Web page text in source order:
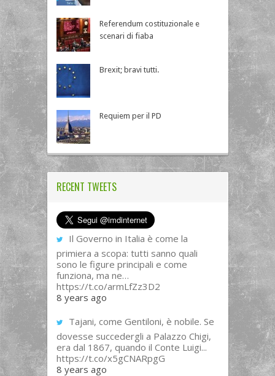
Referendum costituzionale e
scenari di fiaba
Brexit; bravi tutti.
Requiem per il PD
RECENT TWEETS
Il Governo in Italia è come la
primiera a scopa: tutti sanno quali
sono le figure principali e come
funziona, ma ne…
https://t.co/armLfZz3D2
8 years ago
Tajani, come Gentiloni, è nobile. Se
dovesse succedergli a Palazzo Chigi,
era dal 1867, quando il Conte Luigi...
https://t.co/x5gCNARpgG
8 years ago